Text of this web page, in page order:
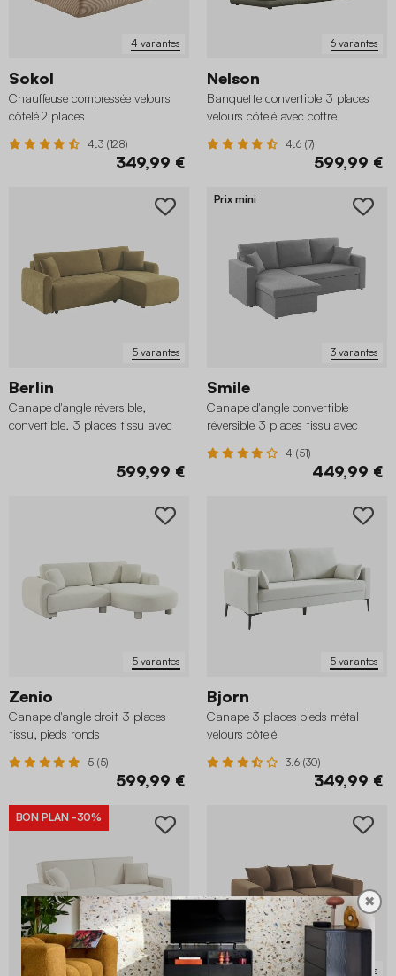
4 variantes
Sokol
Chauffeuse compressée velours
côtelé 2 places
4.3 (128)
349,99 €
6 variantes
Nelson
Banquette convertible 3 places
velours côtelé avec coffre
4.6 (7)
599,99 €
5 variantes
Berlin
Canapé d'angle réversible,
convertible, 3 places tissu avec
599,99 €
3 variantes
Prix mini
Smile
Canapé d'angle convertible
réversible 3 places tissu avec
4 (51)
449,99 €
5 variantes
Zenio
Canapé d'angle droit 3 places
tissu, pieds ronds
5 (5)
599,99 €
5 variantes
Bjorn
Canapé 3 places pieds métal
velours côtelé
3.6 (30)
349,99 €
BON PLAN -30%
5 variantes
✖